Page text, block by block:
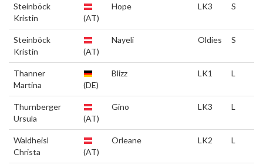
Steinböck
Kristin
(AT)
Hope LK3 S
Steinböck
Kristin
(AT)
Nayeli Oldies S
Thanner
Martina
(DE)
Blizz LK1 L
Thurnberger
Ursula
(AT)
Gino LK3 L
Waldheisl
Christa
(AT)
Orleane LK2 L